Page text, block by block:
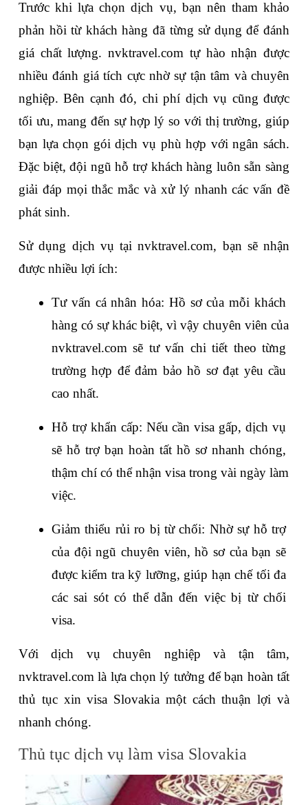
Trước khi lựa chọn dịch vụ, bạn nên tham khảo
phản hồi từ khách hàng đã từng sử dụng để đánh
giá chất lượng. nvktravel.com tự hào nhận được
nhiều đánh giá tích cực nhờ sự tận tâm và chuyên
nghiệp. Bên cạnh đó, chi phí dịch vụ cũng được
tối ưu, mang đến sự hợp lý so với thị trường, giúp
bạn lựa chọn gói dịch vụ phù hợp với ngân sách.
Đặc biệt, đội ngũ hỗ trợ khách hàng luôn sẵn sàng
giải đáp mọi thắc mắc và xử lý nhanh các vấn đề
phát sinh.
Sử dụng dịch vụ tại nvktravel.com, bạn sẽ nhận
được nhiều lợi ích:
Tư vấn cá nhân hóa: Hồ sơ của mỗi khách
hàng có sự khác biệt, vì vậy chuyên viên của
nvktravel.com sẽ tư vấn chi tiết theo từng
trường hợp để đảm bảo hồ sơ đạt yêu cầu
cao nhất.
Hỗ trợ khẩn cấp: Nếu cần visa gấp, dịch vụ
sẽ hỗ trợ bạn hoàn tất hồ sơ nhanh chóng,
thậm chí có thể nhận visa trong vài ngày làm
việc.
Giảm thiểu rủi ro bị từ chối: Nhờ sự hỗ trợ
của đội ngũ chuyên viên, hồ sơ của bạn sẽ
được kiểm tra kỹ lưỡng, giúp hạn chế tối đa
các sai sót có thể dẫn đến việc bị từ chối
visa.
Với dịch vụ chuyên nghiệp và tận tâm,
nvktravel.com là lựa chọn lý tưởng để bạn hoàn tất
thủ tục xin visa Slovakia một cách thuận lợi và
nhanh chóng.
Thủ tục dịch vụ làm visa Slovakia